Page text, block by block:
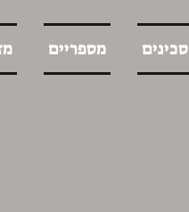
סכינים מספריים